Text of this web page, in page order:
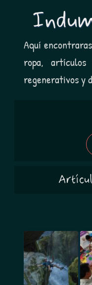
Aquí
ropa, artículos
regenerativos y